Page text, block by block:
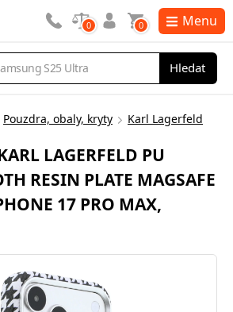
Hledat
0 0 Menu
Pouzdra, obaly, kryty Karl Lagerfeld
LAGERFELD PU
RESIN PLATE MAGSAFE
17 PRO MAX,